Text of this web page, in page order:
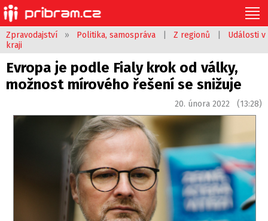
Zpravodajství » Politika, samospráva Z regionů
Události v
kraji
Evropa je podle Fialy krok od války,
možnost mírového řešení se snižuje
20. února 2022 (13:28)